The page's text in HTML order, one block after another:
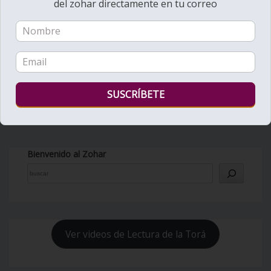
Bienvenido al Zohar
Ver videos de Lectura de la Torá
del zohar directamente en tu correo